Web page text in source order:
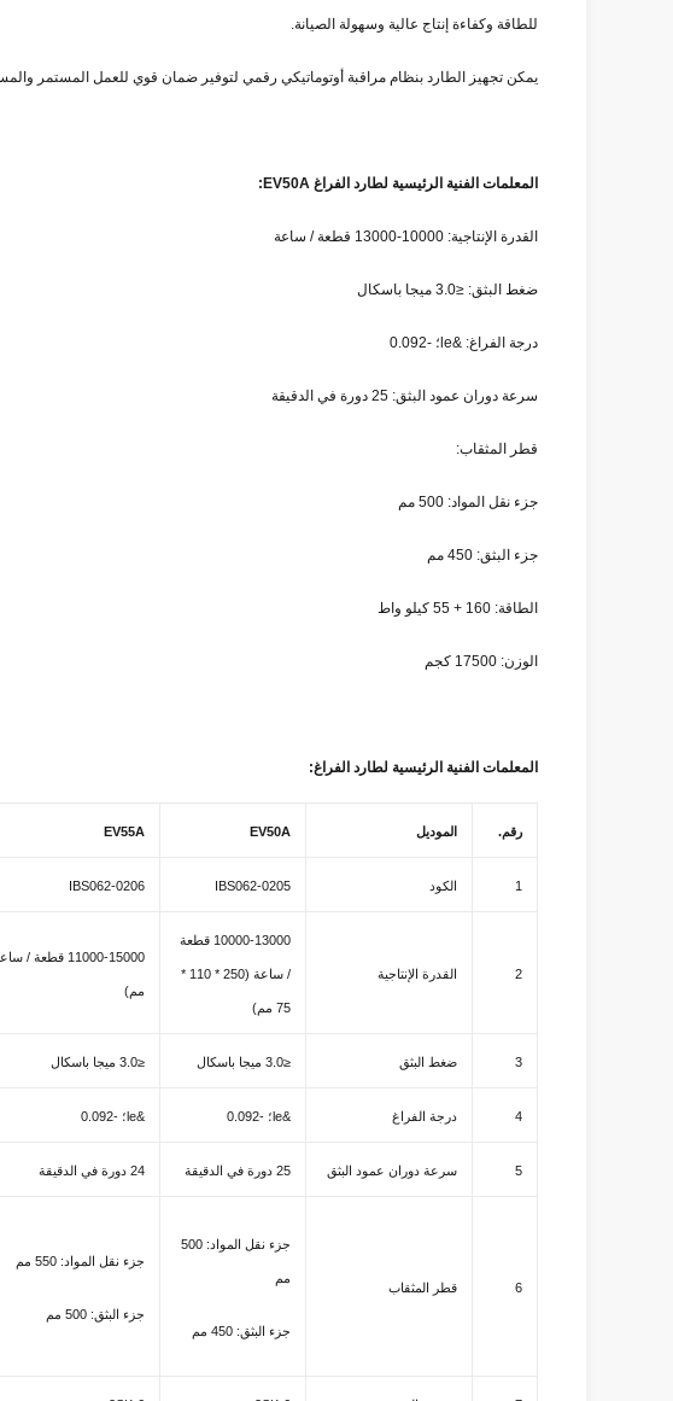
للطاقة وكفاءة إنتاج عالية وسهولة الصيانة.
يمكن تجهيز الطارد بنظام مراقبة أوتوماتيكي رقمي لتوفير ضمان قوي للعمل المستمر
المعلمات الفنية الرئيسية لطارد الفراغ EV50A:
القدرة الإنتاجية: 10000-13000 قطعة / ساعة
ضغط البثق: ≤3.0 ميجا باسكال
درجة الفراغ: &le؛ -0.092
سرعة دوران عمود البثق: 25 دورة في الدقيقة
قطر المثقاب:
جزء نقل المواد: 500 مم
جزء البثق: 450 مم
الطاقة: 160 + 55 كيلو واط
الوزن: 17500 كجم
المعلمات الفنية الرئيسية لطارد الفراغ:
رقم. الموديل EV50A
EV55A
1 الكود IBS062-0205
IBS062-0206
2 القدرة الإنتاجية
10000-13000 قطعة
/ ساعة (250 * 110 *
75 مم)
مم)
3 ضغط البثق ≤3.0 ميجا باسكال ≤3.0 ميجا باسكال
4 درجة الفراغ &le؛ -0.092 &le؛ -0.092
5 سرعة دوران عمود البثق 25 دورة في الدقيقة 24 دورة في الدقيقة
6 قطر المثقاب
جزء نقل المواد: 500
مم
جزء البثق: 450 مم
جزء نقل المواد: 550 مم
جزء البثق: 500 مم